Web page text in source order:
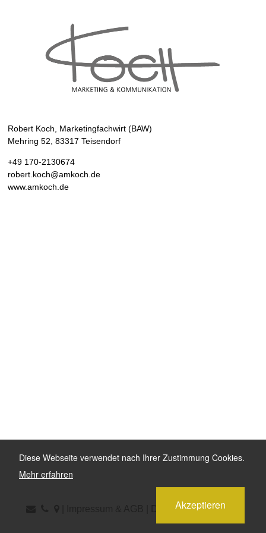
// Kontakt
Robert Koch, Marketingfachwirt (BAW)
Mehring 52, 83317 Teisendorf
+49 170-2130674
robert.koch@amkoch.de
www.amkoch.de
Datenschutzerklärung
Diese Webseite verwendet nach Ihrer Zustimmung Cookies.
Mehr erfahren
Akzeptieren